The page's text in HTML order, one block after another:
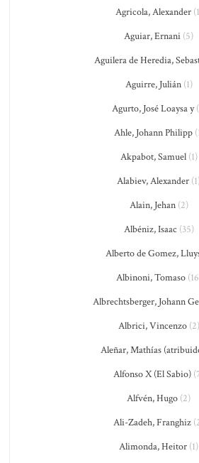
Agricola, Alexander
Aguiar, Ernani (5)
Aguilera de Heredia,
Aguirre, Julián(1)
Agurto, José Loaysa y
Ahle, Johann Philipp
Akpabot, Samuel(1)
Alabiev, Alexander
Alain, Jehan(2)
Albéniz, Isaac (35)
Alberto de Gomez,
Albinoni, Tomaso
Albrechtsberger, Johann
Albrici, Vincenzo(2)
Aleñar, Mathías
Alfonso X (El Sabio)
Alfvén, Hugo (2)
Ali-Zadeh, Franghiz
Alimonda, Heitor (1)